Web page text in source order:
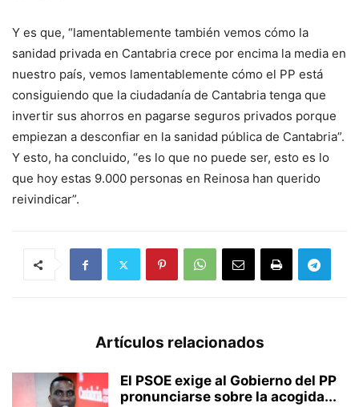
Y es que, “lamentablemente también vemos cómo la
sanidad privada en Cantabria crece por encima la media en
nuestro país, vemos lamentablemente cómo el PP está
consiguiendo que la ciudadanía de Cantabria tenga que
invertir sus ahorros en pagarse seguros privados porque
empiezan a desconfiar en la sanidad pública de Cantabria”.
Y esto, ha concluido, “es lo que no puede ser, esto es lo
que hoy estas 9.000 personas en Reinosa han querido
reivindicar”.
Artículos relacionados
El PSOE exige al Gobierno del PP
pronunciarse sobre la acogida...